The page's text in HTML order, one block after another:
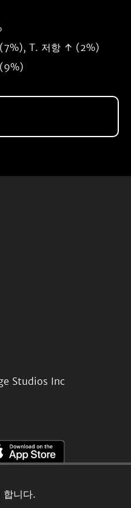
합니다.
T. 저항 ↑ (2%)
Studios Inc